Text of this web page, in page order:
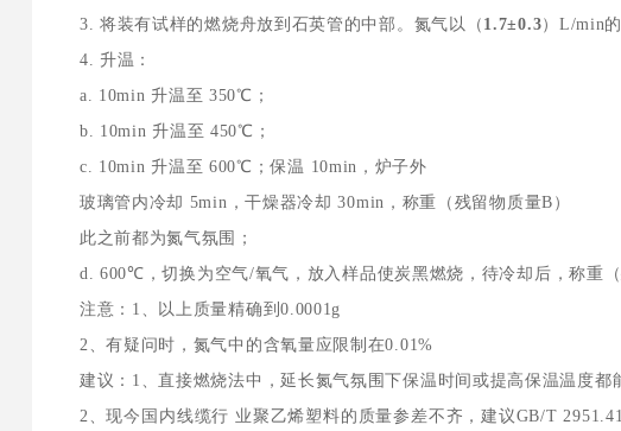
3. 将装有试样的燃烧舟放到石英管的中部。氮气以（ 1.7±0.3）L/min
4. 升温：
a. 10min 升温至 350℃；
b. 10min 升温至 450℃；
c. 10min 升温至 600℃；保温 10min，炉子外
玻璃管内冷却 5min，干燥器冷却 30min，称重（残留物质量B）
此之前都为氮气氛围；
d. 600℃，切换为空气/氧气，放入样品使炭黑燃烧，待冷却后，称重（
注意：1、以上质量精确到0.0001g
2、有疑问时，氮气中的含氧量应限制在0.01%
建议：1、直接燃烧法中，延长氮气氛围下保温时间或提高保温温度
2、现今国内线缆行 业聚乙烯塑料的质量参差不齐，建议GB/T